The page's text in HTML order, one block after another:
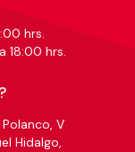
hrs.
18:00 hrs.
V
Hidalgo,